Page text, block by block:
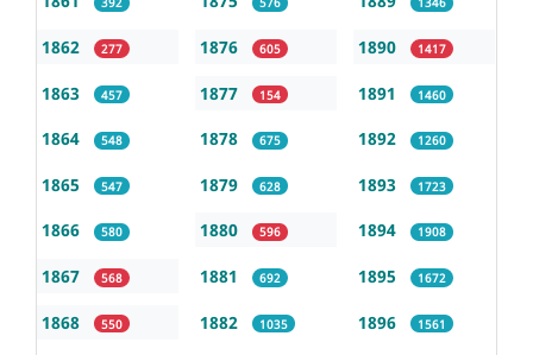
1862 277
1863 457
1864 548
1865 547
1866 580
1867 568
1868 550
1876 605
1877 154
1878 675
1879 628
1880 596
1881 692
1882 1035
1890 1417
1891 1460
1892 1260
1893 1723
1894 1908
1895 1672
1896 1561